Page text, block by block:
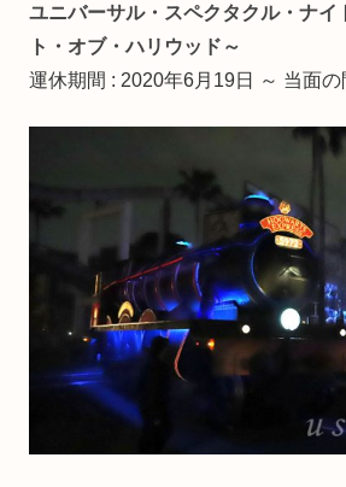
ユニバーサル・スペクタクル・ナイ
ト・オブ・ハリウッド～
運休期間 : 2020年6月19日 ～ 当面の